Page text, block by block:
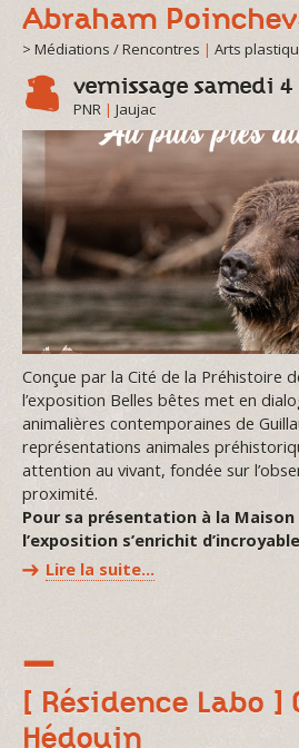
Abraham
> Médiations / Rencontres | Arts
vernissage samedi 4
PNR | Jaujac
Conçue par la Cité de la Préhistoire
l’exposition Belles bêtes met en
animalières contemporaines de
représentations animales
attention au vivant, fondée sur
proximité.
Pour sa présentation à la Maison
l’exposition s’enrichit
Lire la suite…
[ Résidence Labo ]
Hédouin